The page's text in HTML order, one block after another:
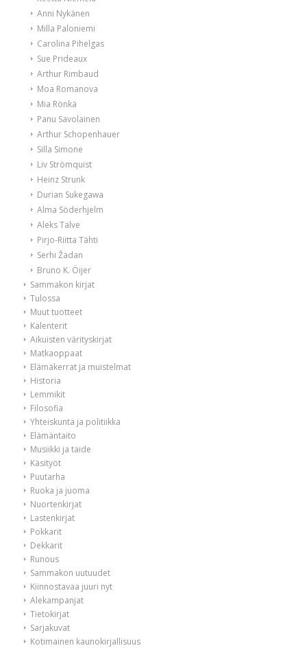
Anni Nykänen
Milla Paloniemi
Carolina Pihelgas
Sue Prideaux
Arthur Rimbaud
Moa Romanova
Mia Rönkä
Panu Savolainen
Arthur Schopenhauer
Silla Simone
Liv Strömquist
Heinz Strunk
Durian Sukegawa
Alma Söderhjelm
Aleks Talve
Pirjo-Riitta Tähti
Serhi Žadan
Bruno K. Öijer
Sammakon kirjat
Tulossa
Muut tuotteet
Kalenterit
Aikuisten värityskirjat
Matkaoppaat
Elämäkerrat ja muistelmat
Historia
Lemmikit
Filosofia
Yhteiskunta ja politiikka
Elämäntaito
Musiikki ja taide
Käsityöt
Puutarha
Ruoka ja juoma
Nuortenkirjat
Lastenkirjat
Pokkarit
Dekkarit
Runous
Sammakon uutuudet
Kiinnostavaa juuri nyt
Alekampanjat
Tietokirjat
Sarjakuvat
Kotimainen kaunokirjallisuus